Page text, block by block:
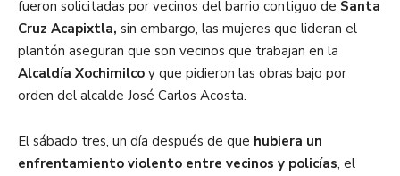
fueron solicitadas por vecinos del barrio contiguo de Santa
Cruz Acapixtla, sin embargo, las mujeres que lideran el
plantón aseguran que son vecinos que trabajan en la
Alcaldía Xochimilco y que pidieron las obras bajo por
orden del alcalde José Carlos Acosta.
El sábado tres, un día después de que hubiera un
enfrentamiento violento entre vecinos y policías, el